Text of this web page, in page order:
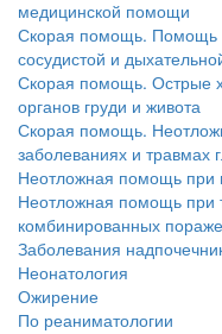
медицинской помощи
Скорая помощь. Помощь
сосудистой и
Скорая помощь. Острые
органов груди и живота
Скорая помощь.
заболеваниях и травмах
Неотложная помощь при
Неотложная помощь при
комбинированных
Заболевания
Неонатология
Ожирение
По реаниматологии